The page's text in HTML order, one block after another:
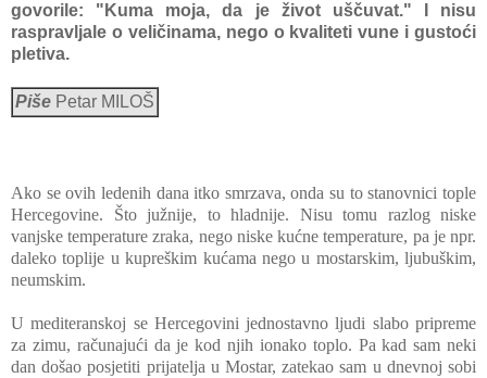
govorile: "Kuma moja, da je život uščuvat." I nisu
raspravljale o veličinama, nego o kvaliteti vune i gustoći
pletiva.
Piše Petar MILOŠ
Ako se ovih ledenih dana itko smrzava, onda su to stanovnici tople
Hercegovine. Što južnije, to hladnije. Nisu tomu razlog niske
vanjske temperature zraka, nego niske kućne temperature, pa je npr.
daleko toplije u kupreškim kućama nego u mostarskim, ljubuškim,
neumskim.
U mediteranskoj se Hercegovini jednostavno ljudi slabo pripreme
za zimu, računajući da je kod njih ionako toplo. Pa kad sam neki
dan došao posjetiti prijatelja u Mostar, zatekao sam u dnevnoj sobi